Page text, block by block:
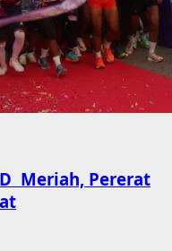
Meriah, Pererat